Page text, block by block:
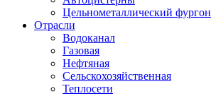
Цельнометаллический фургон
Отрасли
Водоканал
Газовая
Нефтяная
Сельскохозяйственная
Теплосети